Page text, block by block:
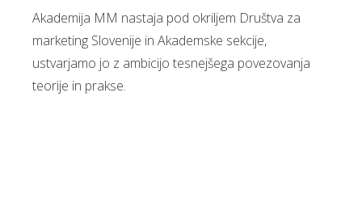
Akademija MM nastaja pod okriljem Društva za
marketing Slovenije in Akademske sekcije,
ustvarjamo jo z ambicijo tesnejšega povezovanja
teorije in prakse.